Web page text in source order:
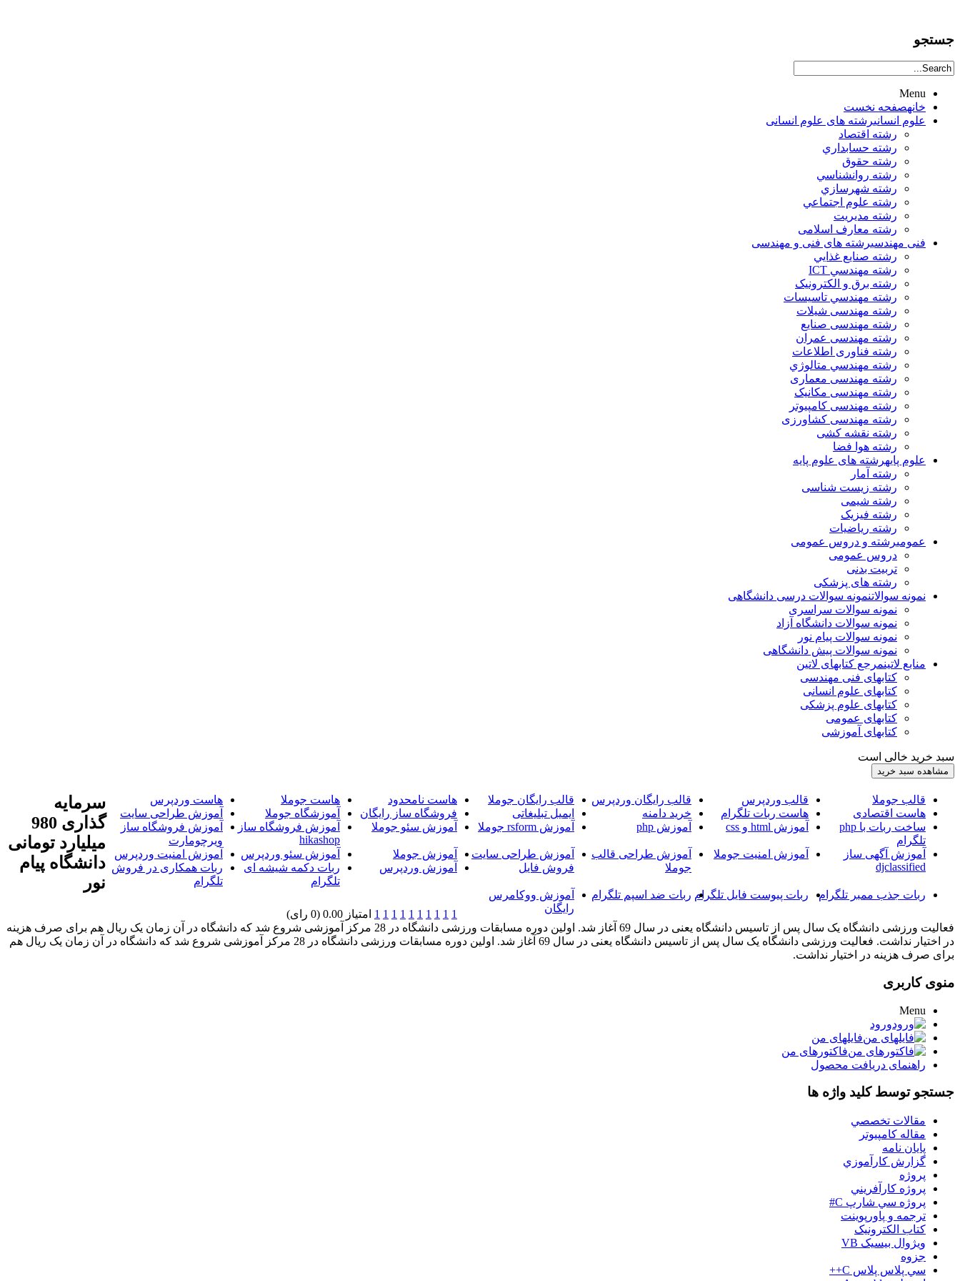
جستجو
Menu
خانهصفحه نخست
علوم انسانيرشته های علوم انسانی
رشته اقتصاد
رشته حسابداري
رشته حقوق
رشته روانشناسي
رشته شهرسازي
رشته علوم اجتماعي
رشته مديريت
رشته معارف اسلامی
فنی مهندسیرشته های فنی و مهندسی
رشته صنايع غذايي
رشته مهندسي ICT
رشته برق و الکترونيک
رشته مهندسي تاسيسات
رشته مهندسی شیلات
رشته مهندسی صنایع
رشته مهندسی عمران
رشته فناوری اطلاعات
رشته مهندسي متالوژي
رشته مهندسی معماری
رشته مهندسی مکانیک
رشته مهندسی کامپیوتر
رشته مهندسی کشاورزی
رشته نقشه کشی
رشته هوا فضا
علوم پایهرشته های علوم پایه
رشته آمار
رشته زیست شناسی
رشته شیمی
رشته فیزیک
رشته ریاضیات
عمومیرشته و دروس عمومی
دروس عمومی
تربیت بدنی
رشته های پزشکی
نمونه سوالاتنمونه سوالات درسی دانشگاهی
نمونه سوالات سراسری
نمونه سوالات دانشگاه آزاد
نمونه سوالات پیام نور
نمونه سوالات پیش دانشگاهی
منابع لاتینمرجع کتابهای لاتین
کتابهای فنی مهندسی
کتابهای علوم انسانی
کتابهای علوم پزشکی
کتابهای عمومی
کتابهای آموزشی
سبد خرید خالی است
قالب جوملا قالب وردپرس قالب رایگان وردپرس قالب رایگان جوملا هاست نامحدود هاست جوملا
هاست وردپرس
هاست اقتصادی
هاست ربات تلگرام خرید دامنه ایمیل تبلیغاتی فروشگاه ساز رایگان آموزشگاه جوملا
آموزش طراحی سایت
ساخت ربات با php
تلگرام
آموزش html و css آموزش php آموزش rsform جوملا آموزش سئو جوملا
آموزش فروشگاه ساز
hikashop
آموزش فروشگاه ساز
ویرچومارت
آموزش آگهی ساز
djclassified
آموزش امنیت جوملا
آموزش طراحی قالب
جوملا
آموزش طراحی سایت
فروش فایل
آموزش جوملا آموزش سئو وردپرس
آموزش امنیت وردپرس
آموزش وردپرس
ربات دکمه شیشه ای
تلگرام
ربات همکاری در فروش
تلگرام
ربات جذب ممبر تلگرام
ربات پیوست فایل تلگرام ربات ضد اسپم تلگرام
آموزش ووکامرس
رایگان
سرمایه
گذاری 980
میلیارد تومانی
دانشگاه پیام
نور
1
1
1
1
1
1
1
1
1
1 امتیاز 0.00 (0 رای)
فعالیت ورزشی دانشگاه یک سال پس از تاسیس دانشگاه یعنی در سال 69 آغاز شد. اولین دوره مسابقات ورزشی دانشگاه در 28 مرکز آموزشی شروع شد که دانشگاه در آن زمان یک ریال هم برای صرف هزینه
در اختیار نداشت. فعالیت ورزشی دانشگاه یک سال پس از تاسیس دانشگاه یعنی در سال 69 آغاز شد. اولین دوره مسابقات ورزشی دانشگاه در 28 مرکز آموزشی شروع شد که دانشگاه در آن زمان یک ریال هم
برای صرف هزینه در اختیار نداشت.
منوی کاربری
Menu
ورود
فایلهای من
فاکتورهای من
راهنمای دریافت محصول
جستجو توسط کلید واژه ها
مقالات تخصصي
مقاله کامپیوتر
پایان نامه
گزارش کارآموزي
پروژه
پروژه کارآفريني
پروژه سي شارپ C#
ترجمه و پاورپوينت
کتاب الکترونيک
ويژوال بيسيک VB
جزوه
سي پلاس پلاس C++